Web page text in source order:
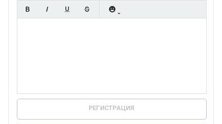
РЕГИСТРАЦИЯ